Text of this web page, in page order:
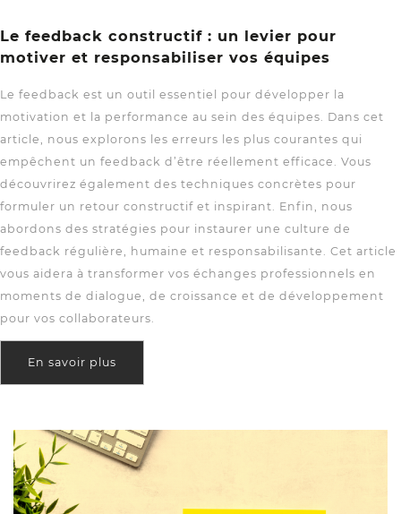
Le feedback constructif : un levier pour
motiver et responsabiliser vos équipes
Le feedback est un outil essentiel pour développer la
motivation et la performance au sein des équipes. Dans cet
article, nous explorons les erreurs les plus courantes qui
empêchent un feedback d’être réellement efficace. Vous
découvrirez également des techniques concrètes pour
formuler un retour constructif et inspirant. Enfin, nous
abordons des stratégies pour instaurer une culture de
feedback régulière, humaine et responsabilisante. Cet article
vous aidera à transformer vos échanges professionnels en
moments de dialogue, de croissance et de développement
pour vos collaborateurs.
En savoir plus